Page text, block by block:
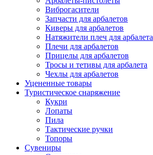
Виброгасители
Запчасти для арбалетов
Киверы для арбалетов
Натяжители плеч для арбалета
Плечи для арбалетов
Прицелы для арбалетов
Тросы и тетивы для арбалета
Чехлы для арбалетов
Уцененные товары
Туристическое снаряжение
Кукри
Лопаты
Пила
Тактические ручки
Топоры
Сувениры